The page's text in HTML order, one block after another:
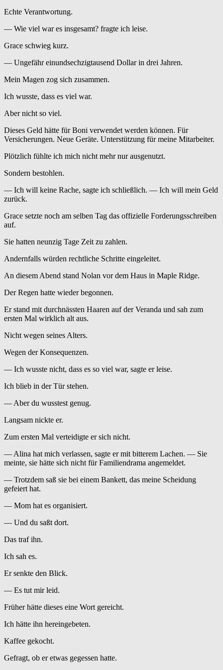
Echte Verantwortung.
— Wie viel war es insgesamt? fragte ich leise.
Grace schwieg kurz.
— Ungefähr einundsechzigtausend Dollar in drei Jahren.
Mein Magen zog sich zusammen.
Ich wusste, dass es viel war.
Aber nicht so viel.
Dieses Geld hätte für Boni verwendet werden können. Für
Versicherungen. Neue Geräte. Unterstützung für meine Mitarbeiter.
Plötzlich fühlte ich mich nicht mehr nur ausgenutzt.
Sondern bestohlen.
— Ich will keine Rache, sagte ich schließlich. — Ich will mein Geld
zurück.
Grace setzte noch am selben Tag das offizielle Forderungsschreiben
auf.
Sie hatten neunzig Tage Zeit zu zahlen.
Andernfalls würden rechtliche Schritte eingeleitet.
An diesem Abend stand Nolan vor dem Haus in Maple Ridge.
Der Regen hatte wieder begonnen.
Er stand mit durchnässten Haaren auf der Veranda und sah zum
ersten Mal wirklich alt aus.
Nicht wegen seines Alters.
Wegen der Konsequenzen.
— Ich wusste nicht, dass es so viel war, sagte er leise.
Ich blieb in der Tür stehen.
— Aber du wusstest genug.
Langsam nickte er.
Zum ersten Mal verteidigte er sich nicht.
— Alina hat mich verlassen, sagte er mit bitterem Lachen. — Sie
meinte, sie hätte sich nicht für Familiendrama angemeldet.
— Trotzdem saß sie bei einem Bankett, das meine Scheidung
gefeiert hat.
— Mom hat es organisiert.
— Und du saßt dort.
Das traf ihn.
Ich sah es.
Er senkte den Blick.
— Es tut mir leid.
Früher hätte dieses eine Wort gereicht.
Ich hätte ihn hereingebeten.
Kaffee gekocht.
Gefragt, ob er etwas gegessen hatte.